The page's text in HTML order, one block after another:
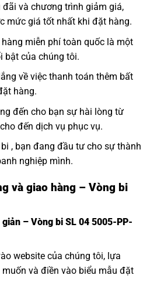
và chương trình giảm giá,
mức giá tốt nhất khi đặt hàng.
miễn phí toàn quốc là một
bật của chúng tôi.
về việc thanh toán thêm bất
hàng.
đến cho bạn sự hài lòng từ
đến dịch vụ phục vụ.
, bạn đang đầu tư cho sự thành
nghiệp mình.
và giao hàng – Vòng bi
– Vòng bi SL 04 5005-PP-
website của chúng tôi, lựa
và điền vào biểu mẫu đặt